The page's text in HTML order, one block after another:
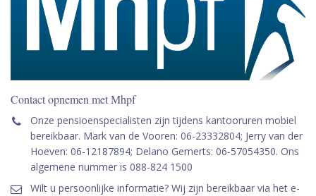
Contact opnemen met Mhpf
Onze pensioenspecialisten zijn tijdens kantooruren mobiel
bereikbaar. Mark van de Vooren: 06-23332804; Jerry van der
Hoeven: 06-12187894; Delano Gemerts: 06-57054350. Ons
algemene nummer is 088-824 1500
Wilt u persoonlijke informatie? Wij zijn bereikbaar via het e-